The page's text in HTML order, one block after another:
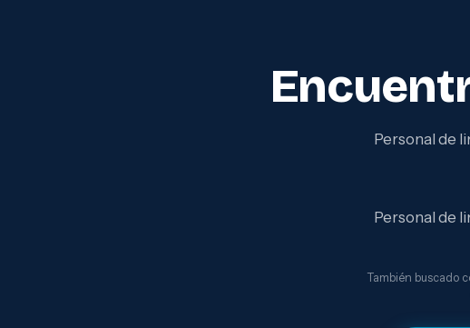
Personal de
Personal de
También buscado